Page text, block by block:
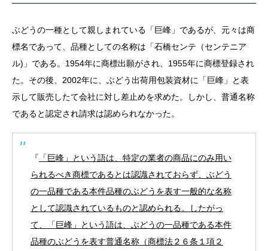
ぶどうの一種として親しまれている「巨峰」であるが、元々は商
標名であって、品種としての名称は「石橋センテ（センテニア
ル)」である。1954年に商標出願がされ、1955年に商標登録され
た。その後、2002年に、ぶどう出荷用包装資材に「巨峰」と表
示して販売したて会社に対し差止めを求めた。しかし、普通名称
であると認定され請求は認められなかった。
『 「巨峰」という語は、特定の業者の商品にのみ用い
られるべき商標であるとは認識されておらず、ぶどう
の一品種である本件品種のぶどうを表す一般的な名称
として認識されているものと認められる。したがっ
て、「巨峰」という語は、ぶどうの一品種である本件
品種のぶどうを表す普通名称（商標法２６条１項２